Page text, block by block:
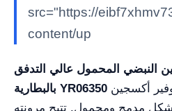
src="https://
content/up
النبضي المحمول عالي التدفق
بالبطارية YR06350
شكل مدمج ومحمول. تتيح مرونته